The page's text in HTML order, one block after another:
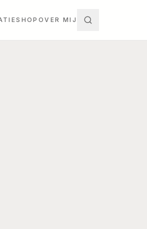
SHOP OVER MIJ